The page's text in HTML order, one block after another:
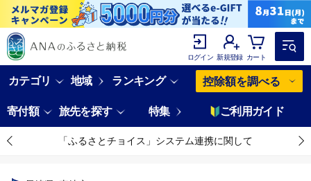
ログイン 新規登録 カート
カテゴリ 地域 ランキング 控除額を調べる
寄付額 旅先を探す 特集 ご利用ガイド
「ふるさとチョイス」システム連携に関して